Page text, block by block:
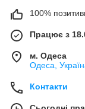
100%
Працює з
м. Одеса
Одеса,
Контакти